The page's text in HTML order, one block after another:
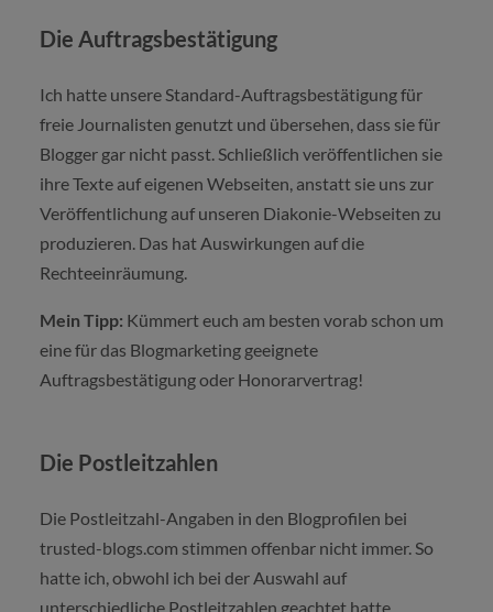
Die Auftragsbestätigung
Ich hatte unsere Standard-Auftragsbestätigung für
freie Journalisten genutzt und übersehen, dass sie für
Blogger gar nicht passt. Schließlich veröffentlichen sie
ihre Texte auf eigenen Webseiten, anstatt sie uns zur
Veröffentlichung auf unseren Diakonie-Webseiten zu
produzieren. Das hat Auswirkungen auf die
Rechteeinräumung.
Mein Tipp: Kümmert euch am besten vorab schon um
eine für das Blogmarketing geeignete
Auftragsbestätigung oder Honorarvertrag!
Die Postleitzahlen
Die Postleitzahl-Angaben in den Blogprofilen bei
trusted-blogs.com stimmen offenbar nicht immer. So
hatte ich, obwohl ich bei der Auswahl auf
unterschiedliche Postleitzahlen geachtet hatte,